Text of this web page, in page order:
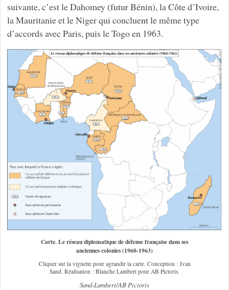
suivante, c’est le Dahomey (futur Bénin), la Côte d’Ivoire,
la Mauritanie et le Niger qui concluent le même type
d’accords avec Paris, puis le Togo en 1963.
Carte. Le réseau diplomatique de défense française dans ses
anciennes colonies (1960-1963)
Cliquer sur la vignette pour agrandir la carte. Conception : Ivan
Sand. Réalisation : Blanche Lambert pour AB Pictoris.
Sand-Lambert/AB Pictoris